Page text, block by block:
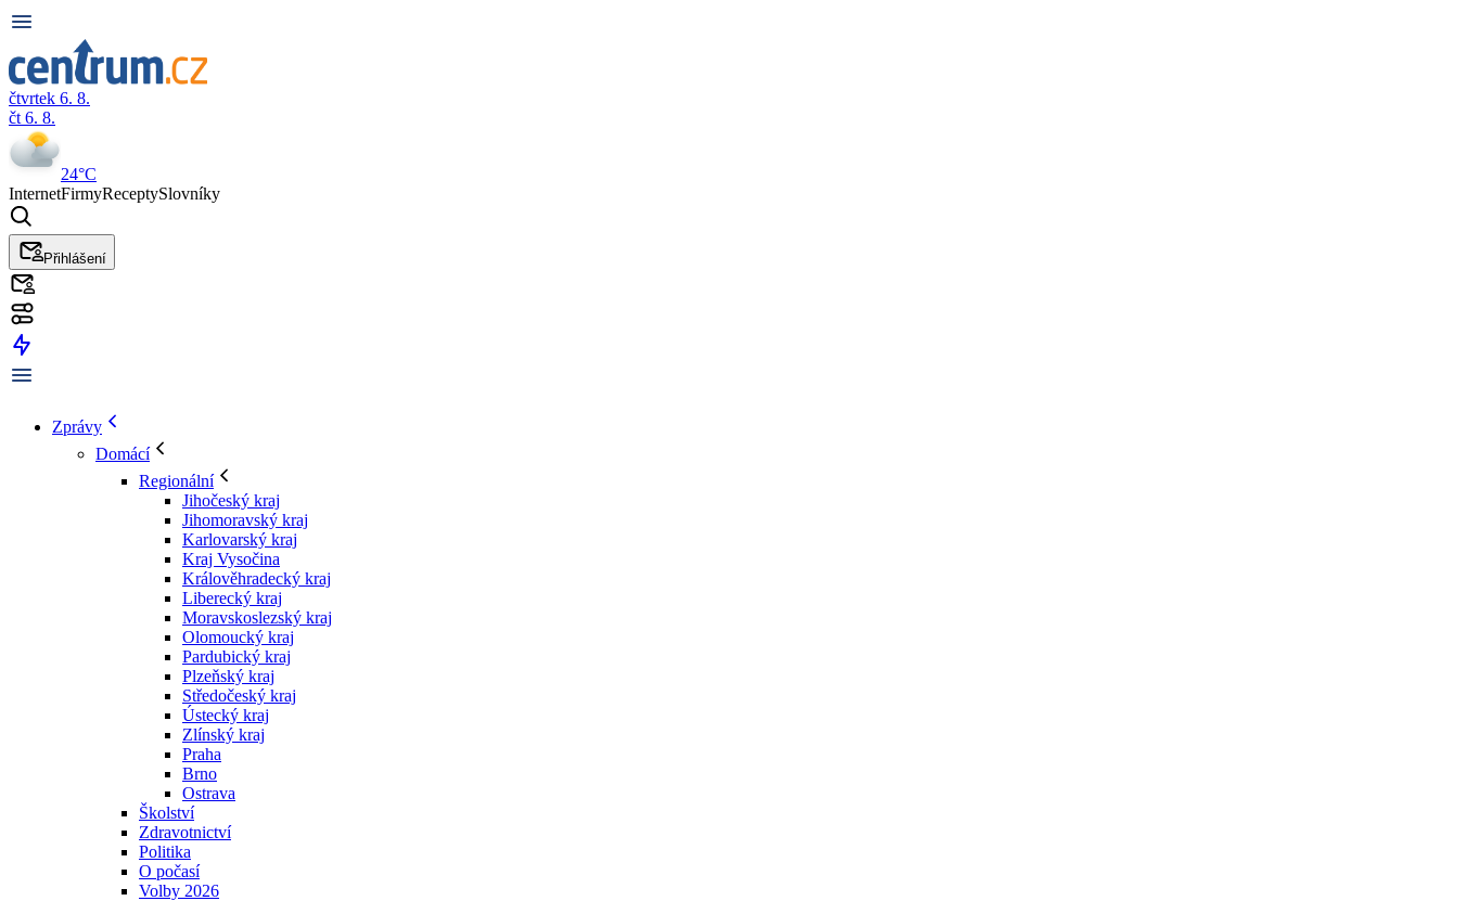
čtvrtek 6. 8.
čt 6. 8.
24°C
InternetFirmyReceptySlovníky
Přihlášení
Zprávy
Domácí
Regionální
Jihočeský kraj
Jihomoravský kraj
Karlovarský kraj
Kraj Vysočina
Králověhradecký kraj
Liberecký kraj
Moravskoslezský kraj
Olomoucký kraj
Pardubický kraj
Plzeňský kraj
Středočeský kraj
Ústecký kraj
Zlínský kraj
Praha
Brno
Ostrava
Školství
Zdravotnictví
Politika
O počasí
Volby 2026